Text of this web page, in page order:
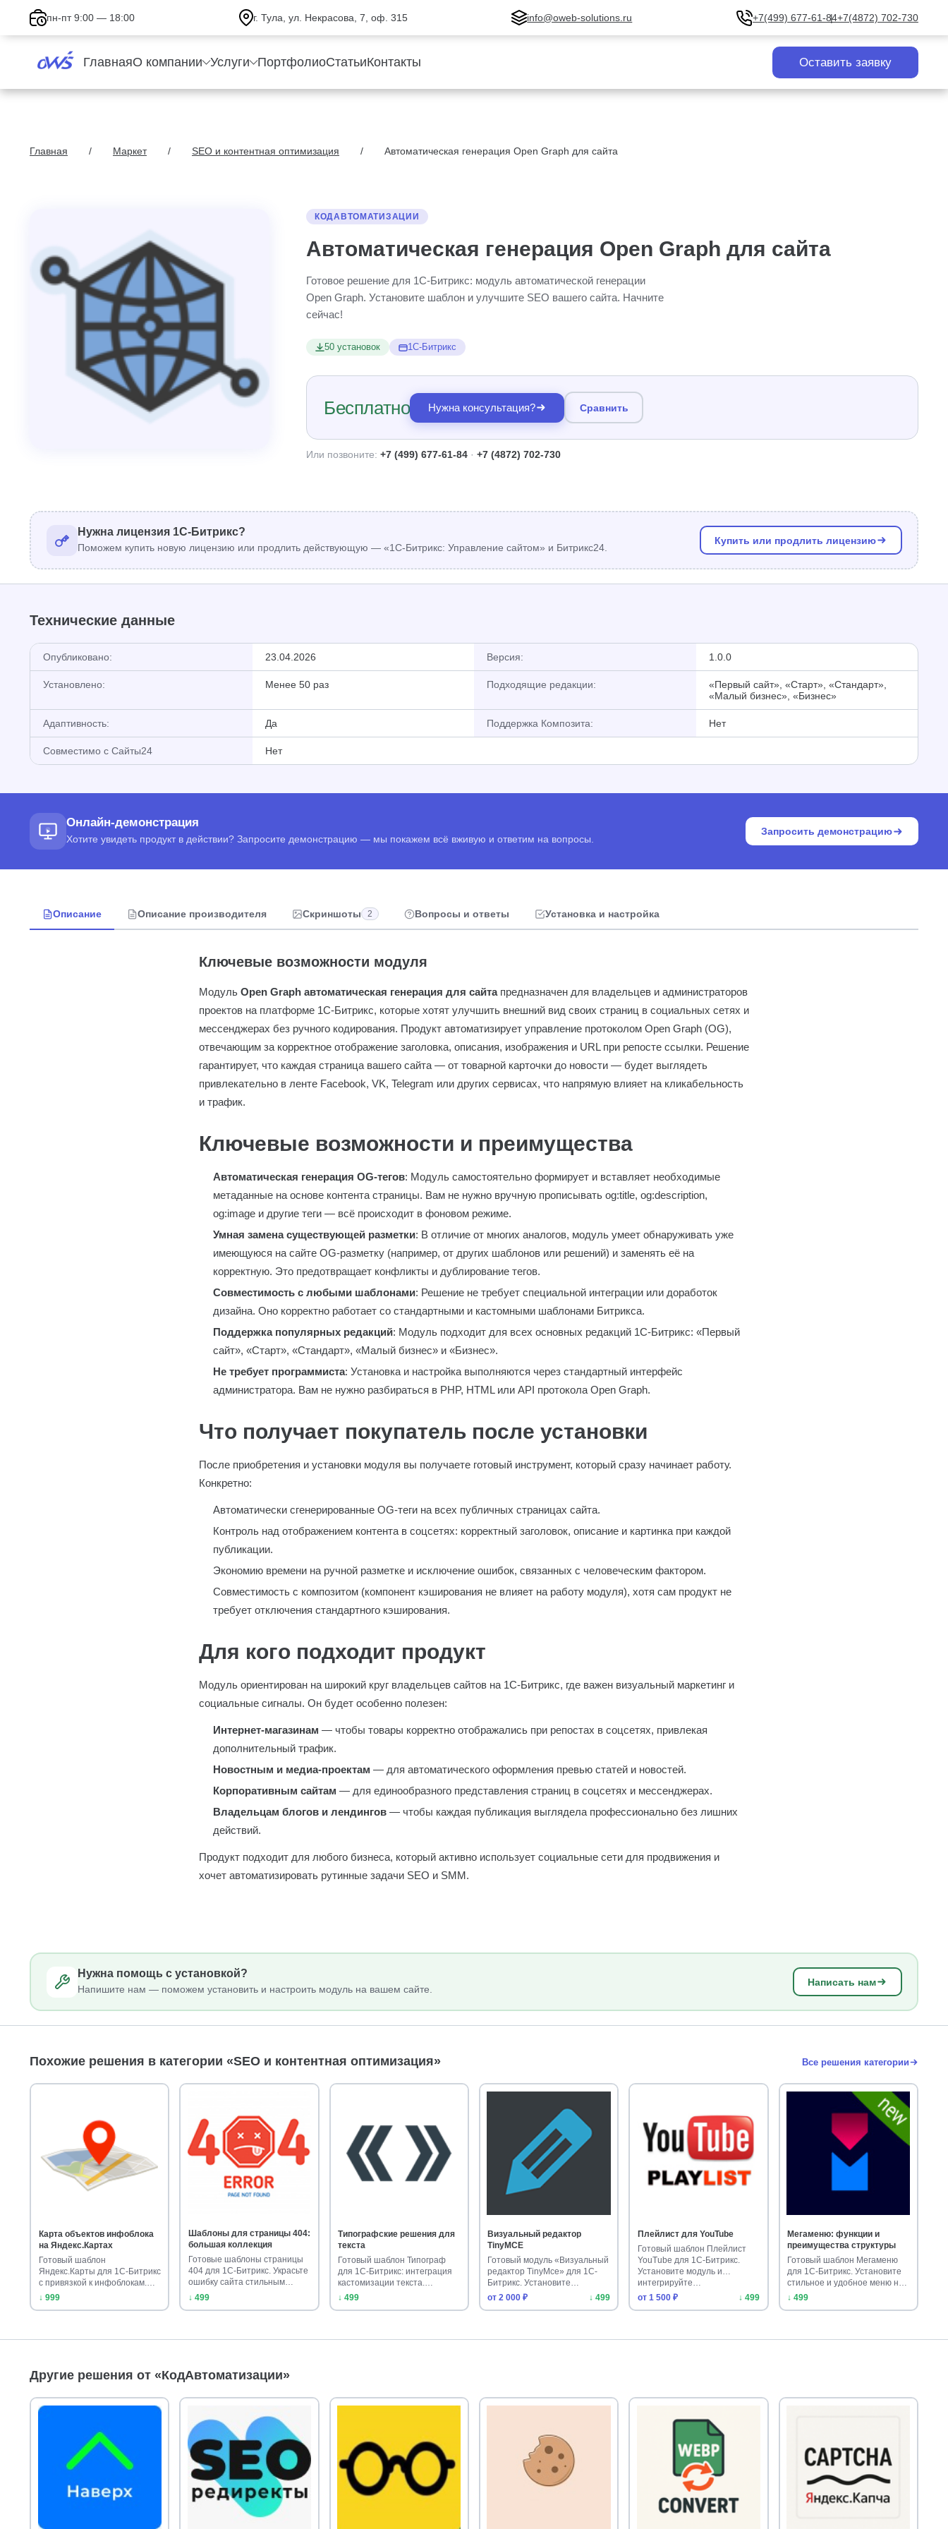
пн-пт 9:00 — 18:00 г. Тула, ул. Некрасова, 7, оф. 315 info@oweb-solutions.ru +7(499) 677-61-84+7(4872) 702-730
ГлавнаяО компании Услуги ПортфолиоСтатьиКонтакты Оставить заявку
Главная Маркет SEO и контентная оптимизация Автоматическая генерация Open Graph для сайта
КОДАВТОМАТИЗАЦИИ
Автоматическая генерация Open Graph для сайта
Готовое решение для 1С-Битрикс: модуль автоматической генерации
Open Graph. Установите шаблон и улучшите SEO вашего сайта. Начните
сейчас!
50 установок 1С-Битрикс
Бесплатно Нужна консультация? Сравнить
Или позвоните: +7 (499) 677-61-84 · +7 (4872) 702-730
Нужна лицензия 1С-Битрикс?
Поможем купить новую лицензию или продлить действующую — «1С-Битрикс: Управление сайтом» и Битрикс24.
Купить или продлить лицензию
Технические данные
Опубликовано: 23.04.2026 Версия: 1.0.0
Установлено: Менее 50 раз Подходящие редакции:
«Первый сайт», «Старт», «Стандарт»,
«Малый бизнес», «Бизнес»
Адаптивность: Да Поддержка Композита: Нет
Совместимо с Сайты24 Нет
Онлайн-демонстрация
Хотите увидеть продукт в действии? Запросите демонстрацию — мы покажем всё вживую и ответим на вопросы.
Запросить демонстрацию
Описание Описание производителя Скриншоты 2 Вопросы и ответы Установка и настройка
Ключевые возможности модуля
Модуль Open Graph автоматическая генерация для сайтапредназначен для владельцев и администраторов
проектов на платформе 1С-Битрикс, которые хотят улучшить внешний вид своих страниц в социальных сетях и
мессенджерах без ручного кодирования. Продукт автоматизирует управление протоколом Open Graph (OG),
отвечающим за корректное отображение заголовка, описания, изображения и URL при репосте ссылки. Решение
гарантирует, что каждая страница вашего сайта — от товарной карточки до новости — будет выглядеть
привлекательно в ленте Facebook, VK, Telegram или других сервисах, что напрямую влияет на кликабельность
и трафик.
Ключевые возможности и преимущества
Автоматическая генерация OG-тегов: Модуль самостоятельно формирует и вставляет необходимые
метаданные на основе контента страницы. Вам не нужно вручную прописывать og:title, og:description,
og:image и другие теги — всё происходит в фоновом режиме.
Умная замена существующей разметки: В отличие от многих аналогов, модуль умеет обнаруживать уже
имеющуюся на сайте OG-разметку (например, от других шаблонов или решений) и заменять её на
корректную. Это предотвращает конфликты и дублирование тегов.
Совместимость с любыми шаблонами: Решение не требует специальной интеграции или доработок
дизайна. Оно корректно работает со стандартными и кастомными шаблонами Битрикса.
Поддержка популярных редакций: Модуль подходит для всех основных редакций 1С-Битрикс: «Первый
сайт», «Старт», «Стандарт», «Малый бизнес» и «Бизнес».
Не требует программиста: Установка и настройка выполняются через стандартный интерфейс
администратора. Вам не нужно разбираться в PHP, HTML или API протокола Open Graph.
Что получает покупатель после установки
После приобретения и установки модуля вы получаете готовый инструмент, который сразу начинает работу.
Конкретно:
Автоматически сгенерированные OG-теги на всех публичных страницах сайта.
Контроль над отображением контента в соцсетях: корректный заголовок, описание и картинка при каждой
публикации.
Экономию времени на ручной разметке и исключение ошибок, связанных с человеческим фактором.
Совместимость с композитом (компонент кэширования не влияет на работу модуля), хотя сам продукт не
требует отключения стандартного кэширования.
Для кого подходит продукт
Модуль ориентирован на широкий круг владельцев сайтов на 1С-Битрикс, где важен визуальный маркетинг и
социальные сигналы. Он будет особенно полезен:
Интернет-магазинам — чтобы товары корректно отображались при репостах в соцсетях, привлекая
дополнительный трафик.
Новостным и медиа-проектам — для автоматического оформления превью статей и новостей.
Корпоративным сайтам — для единообразного представления страниц в соцсетях и мессенджерах.
Владельцам блогов и лендингов — чтобы каждая публикация выглядела профессионально без лишних
действий.
Продукт подходит для любого бизнеса, который активно использует социальные сети для продвижения и
хочет автоматизировать рутинные задачи SEO и SMM.
Нужна помощь с установкой?
Напишите нам — поможем установить и настроить модуль на вашем сайте.
Написать нам
Похожие решения в категории «SEO и контентная оптимизация» Все решения категории
Карта объектов инфоблока
на Яндекс.Картах
Готовый шаблон
Яндекс.Карты для 1С-Битрикс
с привязкой к инфоблокам.
Установите …
↓ 999
Шаблоны для страницы 404:
большая коллекция
Готовые шаблоны страницы
404 для 1С-Битрикс. Украсьте
ошибку сайта стильным
диза…
↓ 499
Типографские решения для
текста
Готовый шаблон Типограф
для 1С-Битрикс: интеграция
кастомизации текста.
Улучшите…
↓ 499
Визуальный редактор
TinyMCE
Готовый модуль «Визуальный
редактор TinyMce» для 1С-
Битрикс. Установите
современ…
от 2 000 ₽ ↓ 499
Плейлист для YouTube
Готовый шаблон Плейлист
YouTube для 1С-Битрикс.
Установите модуль и
интегрируйте…
от 1 500 ₽
↓ 499
Мегаменю: функции и
преимущества структуры
Готовый шаблон Мегаменю
для 1С-Битрикс. Установите
стильное и удобное меню на
св…
↓ 499
Другие решения от «КодАвтоматизации»